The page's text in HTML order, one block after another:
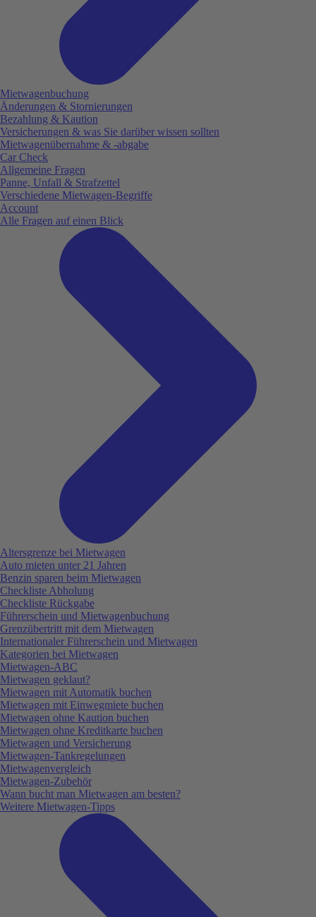
Mietwagenbuchung
Änderungen & Stornierungen
Bezahlung & Kaution
Versicherungen & was Sie darüber wissen sollten
Mietwagenübernahme & -abgabe
Car Check
Allgemeine Fragen
Panne, Unfall & Strafzettel
Verschiedene Mietwagen-Begriffe
Account
Alle Fragen auf einen Blick
Altersgrenze bei Mietwagen
Auto mieten unter 21 Jahren
Benzin sparen beim Mietwagen
Checkliste Abholung
Checkliste Rückgabe
Führerschein und Mietwagenbuchung
Grenzübertritt mit dem Mietwagen
Internationaler Führerschein und Mietwagen
Kategorien bei Mietwagen
Mietwagen-ABC
Mietwagen geklaut?
Mietwagen mit Automatik buchen
Mietwagen mit Einwegmiete buchen
Mietwagen ohne Kaution buchen
Mietwagen ohne Kreditkarte buchen
Mietwagen und Versicherung
Mietwagen-Tankregelungen
Mietwagenvergleich
Mietwagen-Zubehör
Wann bucht man Mietwagen am besten?
Weitere Mietwagen-Tipps